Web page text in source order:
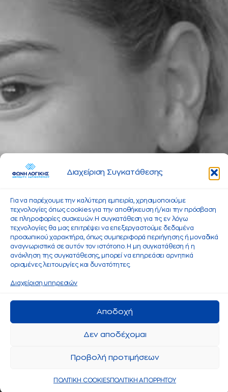
Διαχείριση Συγκατάθεσης
Για να παρέχουμε την καλύτερη εμπειρία, χρησιμοποιούμε
τεχνολογίες όπως cookies για την αποθήκευση ή/και την πρόσβαση
σε πληροφορίες συσκευών. Η συγκατάθεση για τις εν λόγω
τεχνολογίες θα μας επιτρέψει να επεξεργαστούμε δεδομένα
προσωπικού χαρακτήρα, όπως συμπεριφορά περιήγησης ή μοναδικά
αναγνωριστικά σε αυτόν τον ιστότοπο. Η μη συγκατάθεση ή η
ανάκληση της συγκατάθεσης, μπορεί να επηρεάσει αρνητικά
ορισμένες λειτουργίες και δυνατότητες.
Διαχείριση υπηρεσιών
Αποδοχή
Δεν αποδέχομαι
Προβολή προτιμήσεων
ΠΟΛΙΤΙΚΗ COOKIESΠΟΛΙΤΙΚΗ ΑΠΟΡΡΗΤΟΥ